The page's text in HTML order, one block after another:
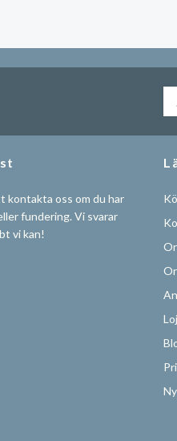
kontakta oss om du har
fundering. Vi svarar
vi kan!